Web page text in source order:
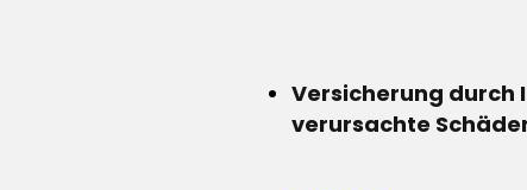
Versicherung durch
verursachte